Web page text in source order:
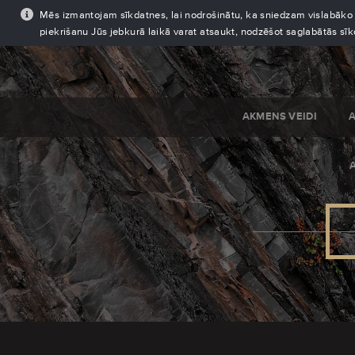
Mēs izmantojam sīkdatnes, lai nodrošinātu, ka sniedzam
piekrišanu Jūs jebkurā laikā varat atsaukt, nodzēšot saglabātās
AKMENS VEIDI